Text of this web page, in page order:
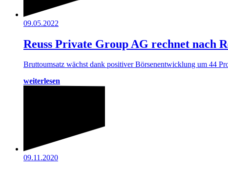
09.05.2022
Reuss Private Group AG rechnet nach
Bruttoumsatz wächst dank positiver Börsenentwicklung um 44
weiterlesen
09.11.2020